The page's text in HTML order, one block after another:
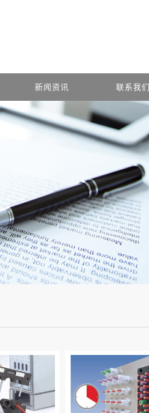
新闻资讯 联系我们